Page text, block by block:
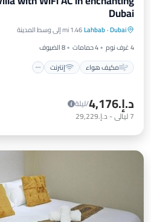
Dubai
Dubai
·
Lahbab1.46 mi إلى وسط المدينة
4 غرف نوم
4 حمامات
8 الضيوف
مكيف هواء
إنترنت
غسيل ملابس
د.إ.‏4,176
/ليلة
7ليالي- د.إ.‏29,229